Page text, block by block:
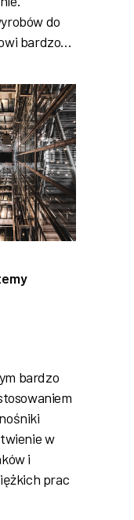
do
bardzo…
bardzo
w
i
prac